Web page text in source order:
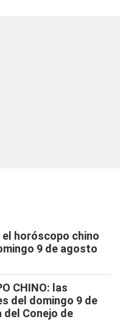
horóscopo chino
9 de agosto
CHINO: las
del domingo 9 de
Conejo de